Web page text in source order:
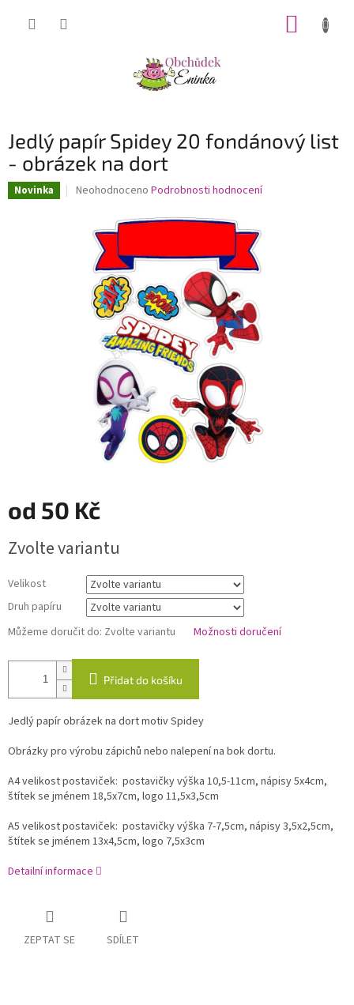
Jedlý papír Spidey 20 fondánový list
- obrázek na dort
Novinka
Průměrné
produktu
hvězdiček.
Neohodnoceno Podrobnosti hodnocení
od 50 Kč
cena:
Zvolte variantu
Velikost
Druh papíru
Můžeme doručit do: Zvolte variantu Možnosti doručení
Přidat do košíku
Jedlý papír obrázek na dort motiv Spidey
Obrázky pro výrobu zápichů nebo nalepení na bok dortu.
A4 velikost postaviček: postavičky výška 10,5-11cm, nápisy 5x4cm,
štítek se jménem 18,5x7cm, logo 11,5x3,5cm
A5 velikost postaviček: postavičky výška 7-7,5cm, nápisy 3,5x2,5cm,
štítek se jménem 13x4,5cm, logo 7,5x3cm
Detailní informace
ZEPTAT SE SDÍLET